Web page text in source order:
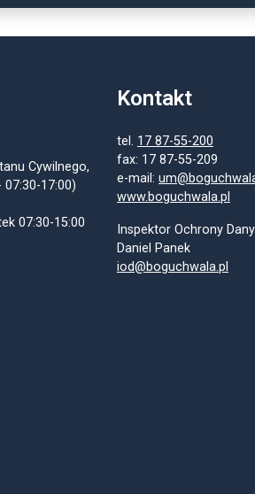
Cywilnego,
17:00)
07:30-15:00
Kontakt
tel. 17 87-55-200
fax: 17 87-55-209
e-mail:
www.boguchwala.pl
Inspektor Ochrony
Daniel Panek
iod@boguchwala.pl